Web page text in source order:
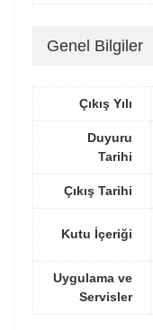
Genel Bilgiler
Çıkış Yılı
Duyuru
Tarihi
Çıkış Tarihi
Kutu İçeriği
Uygulama ve
Servisler